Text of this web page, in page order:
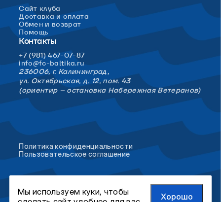
Сайт клуба
Доставка и оплата
Обмен и возврат
Помощь
Контакты
+7 (981) 467-07-87
info@fc-baltika.ru
236006, г. Калининград,
ул. Октябрьская, д. 12, пом. 43
(ориентир – остановка Набережная Ветеранов)
Политика конфиденциальности
Пользовательское соглашение
Мы используем куки, чтобы
Хорошо